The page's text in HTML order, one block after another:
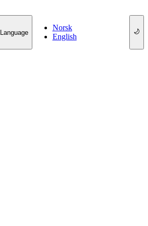
Language
Norsk
English